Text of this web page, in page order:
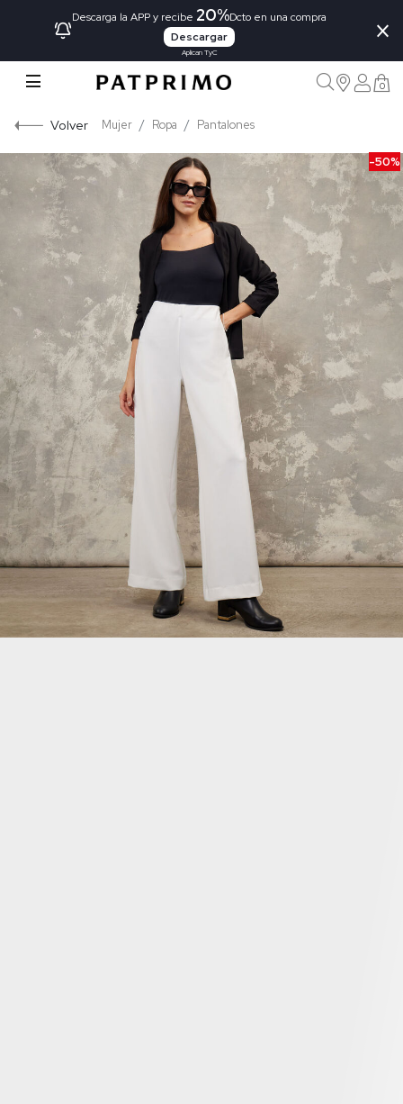
Descarga la APP y recibe 20%Dcto en una compra
Descargar
Aplican TyC
×
0
Volver Mujer Ropa Pantalones
-50%